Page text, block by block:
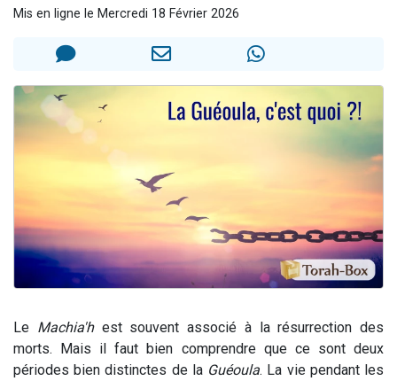
29 personnes viennent de demander une bénédiction
Mis en ligne le Mercredi 18 Février 2026
Le Machia'hest souvent associé à la résurrection des
morts. Mais il faut bien comprendre que ce sont deux
périodes bien distinctes de la Guéoula. La vie pendant les